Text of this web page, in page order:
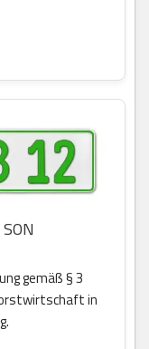
gemäß § 3
in